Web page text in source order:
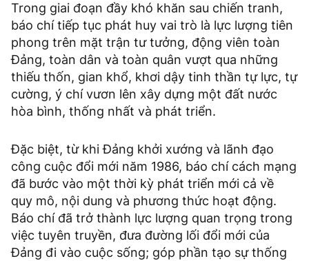
Trong giai đoạn đầy khó khăn sau chiến tranh,
báo chí tiếp tục phát huy vai trò là lực lượng tiên
phong trên mặt trận tư tưởng, động viên toàn
Đảng, toàn dân và toàn quân vượt qua những
thiếu thốn, gian khổ, khơi dậy tinh thần tự lực, tự
cường, ý chí vươn lên xây dựng một đất nước
hòa bình, thống nhất và phát triển.
Đặc biệt, từ khi Đảng khởi xướng và lãnh đạo
công cuộc đổi mới năm 1986, báo chí cách mạng
đã bước vào một thời kỳ phát triển mới cả về
quy mô, nội dung và phương thức hoạt động.
Báo chí đã trở thành lực lượng quan trọng trong
việc tuyên truyền, đưa đường lối đổi mới của
Đảng đi vào cuộc sống; góp phần tạo sự thống